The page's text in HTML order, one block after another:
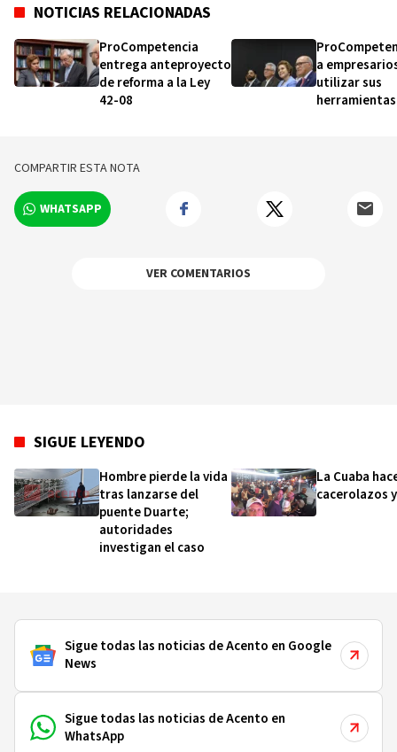
NOTICIAS RELACIONADAS
ProCompetencia
entrega anteproyecto
de reforma a la Ley
42-08
a
utilizar sus
COMPARTIR ESTA NOTA
WHATSAPP
VER COMENTARIOS
SIGUE LEYENDO
Hombre pierde la vida
tras lanzarse del
puente Duarte;
autoridades
investigan el caso
La Cuaba
cacerolazos
Sigue todas las noticias de Acento en Google
News
Sigue todas las noticias de Acento en
WhatsApp